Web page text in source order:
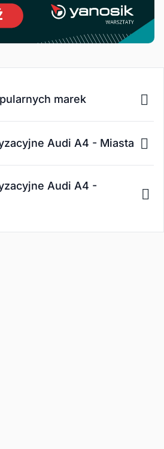
marek
Audi A4 - Miasta
Audi A4 -